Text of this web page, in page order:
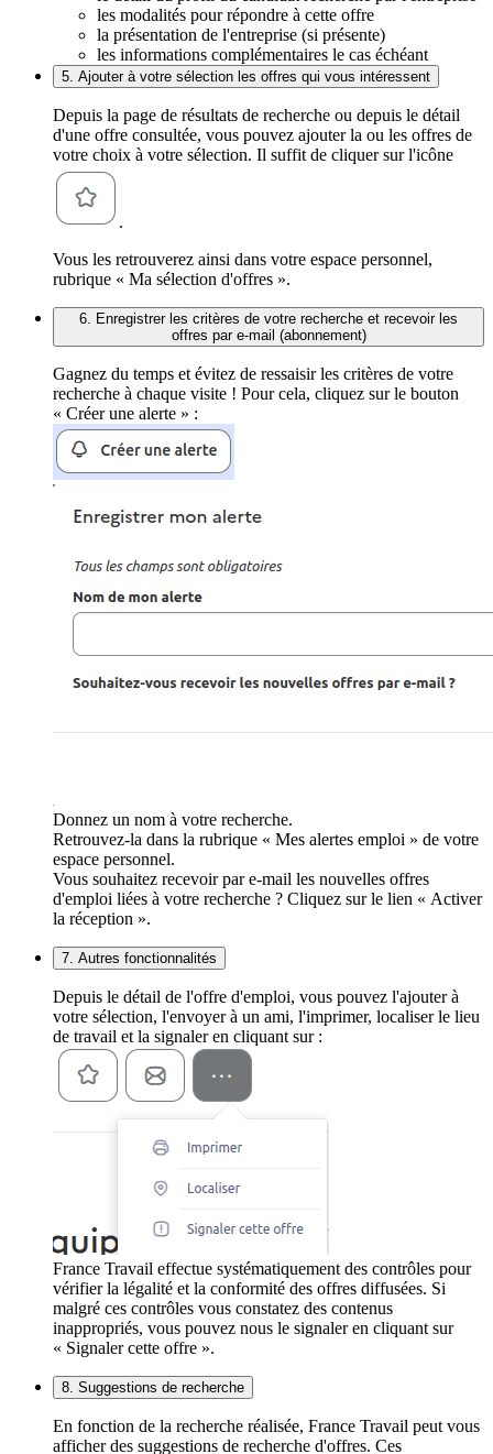
les modalités pour répondre à cette offre
la présentation de l'entreprise (si présente)
les informations complémentaires le cas échéant
5. Ajouter à votre sélection les offres qui vous intéressent
Depuis la page de résultats de recherche ou depuis le détail
d'une offre consultée, vous pouvez ajouter la ou les offres de
votre choix à votre sélection. Il suffit de cliquer sur l'icône
.
Vous les retrouverez ainsi dans votre espace personnel,
rubrique « Ma sélection d'offres ».
6. Enregistrer les critères de votre recherche et recevoir les
offres par e-mail (abonnement)
Gagnez du temps et évitez de ressaisir les critères de votre
recherche à chaque visite ! Pour cela, cliquez sur le bouton
« Créer une alerte » :
Donnez un nom à votre recherche.
Retrouvez-la dans la rubrique « Mes alertes emploi » de votre
espace personnel.
Vous souhaitez recevoir par e-mail les nouvelles offres
d'emploi liées à votre recherche ? Cliquez sur le lien « Activer
la réception ».
7. Autres fonctionnalités
Depuis le détail de l'offre d'emploi, vous pouvez l'ajouter à
votre sélection, l'envoyer à un ami, l'imprimer, localiser le lieu
de travail et la signaler en cliquant sur :
France Travail effectue systématiquement des contrôles pour
vérifier la légalité et la conformité des offres diffusées. Si
malgré ces contrôles vous constatez des contenus
inappropriés, vous pouvez nous le signaler en cliquant sur
« Signaler cette offre ».
8. Suggestions de recherche
En fonction de la recherche réalisée, France Travail peut vous
afficher des suggestions de recherche d'offres. Ces